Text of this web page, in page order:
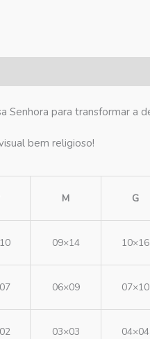
Senhora para transformar a
bem religioso!
M G
09×14 10×16
06×09 07×10
03×03 04×04